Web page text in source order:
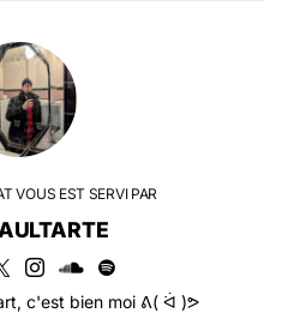
VOUS EST SERVI PAR
c'est bien moi ᕕ( ᐛ )ᕗ